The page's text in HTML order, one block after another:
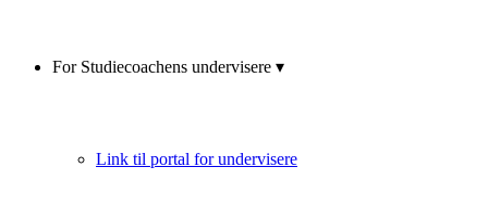
For Studiecoachens undervisere ▾
Link til portal for undervisere